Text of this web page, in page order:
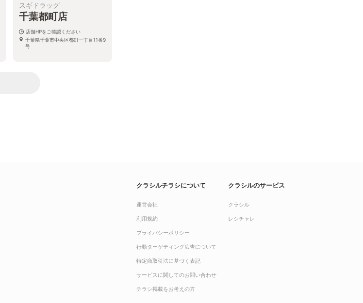
スギドラッグ
千葉都町店
店舗HPをご確認ください
千葉県千葉市中央区都町一丁目11番9
号
クラシルチラシについて
運営会社
利用規約
プライバシーポリシー
行動ターゲティング広告について
特定商取引法に基づく表記
サービスに関してのお問い合わせ
チラシ掲載をお考えの方
クラシルのサービス
クラシル
レシチャレ